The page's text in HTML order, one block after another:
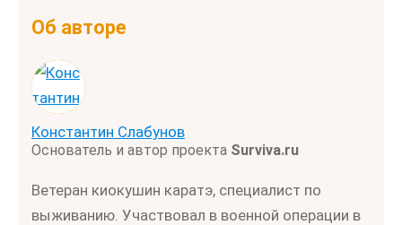
Об авторе
Константин Слабунов
Основатель и автор проекта Surviva.ru
Ветеран киокушин каратэ, специалист по
выживанию. Участвовал в военной операции в